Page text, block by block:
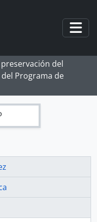
del
Programa de